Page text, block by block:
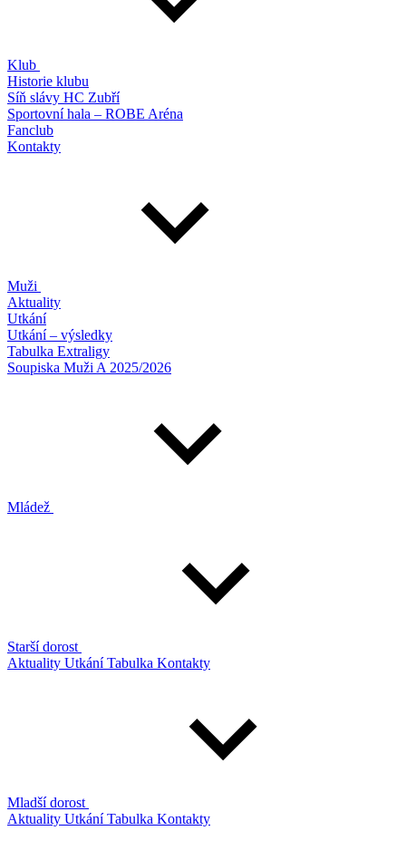
Klub
Historie klubu
Síň slávy HC Zubří
Sportovní hala – ROBE Aréna
Fanclub
Kontakty
Muži
Aktuality
Utkání
Utkání – výsledky
Tabulka Extraligy
Soupiska Muži A 2025/2026
Mládež
Starší dorost
Aktuality UtkáníTabulka Kontakty
Mladší dorost
Aktuality UtkáníTabulka Kontakty